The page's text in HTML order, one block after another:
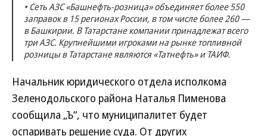
• Сеть АЗС «Башнефть-розница» объединяет более 550
заправок в 15 регионах России, в том числе более 260 —
в Башкирии. В Татарстане компании принадлежат всего
три АЗС. Крупнейшими игроками на рынке топливной
розницы в Татарстане являются «Татнефть» и ТАИФ.
Начальник юридического отдела исполкома
Зеленодольского района Наталья Пименова
сообщила „Ъ“, что муниципалитет будет
оспаривать решение суда. От других